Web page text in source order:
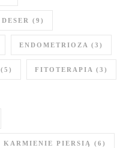
DESER (9)
ENDOMETRIOZA (3)
(5) FITOTERAPIA (3)
KARMIENIE PIERSIĄ (6)